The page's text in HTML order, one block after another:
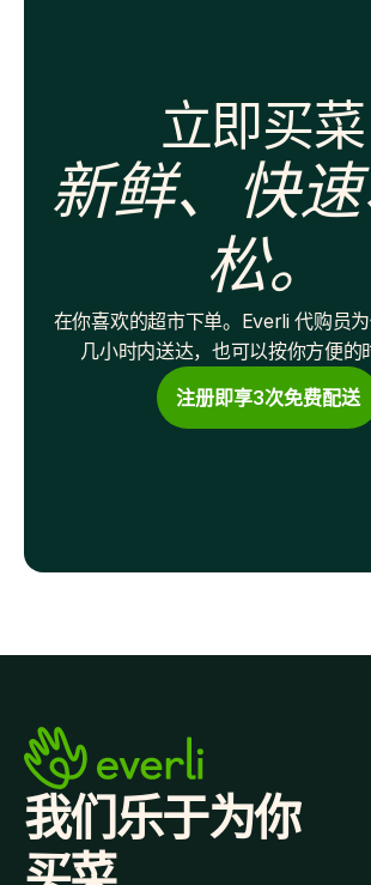
立即买菜
新鲜、快
松。
在你喜欢的超市下单。Everli 代购员为
几小时内送达，也可以按你方便的
注册即享3次免费配送
我们乐于为你